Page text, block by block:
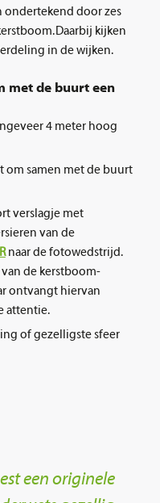
door zes
Daarbij kijken
in de wijken.
met de buurt een
4 meter hoog
om samen met de buurt
verslagje met
van de
naar de fotowedstrijd.
de kerstboom-
ontvangt hiervan
attentie.
of gezelligste sfeer
een originele